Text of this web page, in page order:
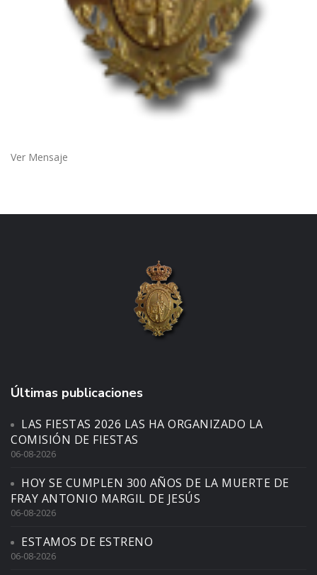
Ver Mensaje
Últimas publicaciones
LAS FIESTAS 2026 LAS HA ORGANIZADO LA
COMISIÓN DE FIESTAS
06-08-2026
HOY SE CUMPLEN 300 AÑOS DE LA MUERTE DE
FRAY ANTONIO MARGIL DE JESÚS
06-08-2026
ESTAMOS DE ESTRENO
06-08-2026